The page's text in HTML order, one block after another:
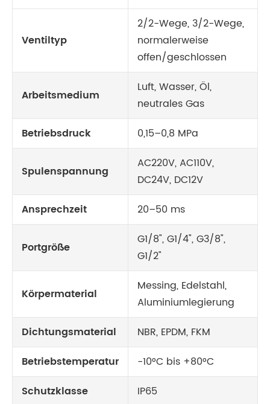
Ventiltyp
2/2-Wege, 3/2-Wege,
normalerweise
offen/geschlossen
Arbeitsmedium
Luft, Wasser, Öl,
neutrales Gas
Betriebsdruck
0,15–0,8 MPa
Spulenspannung
AC220V, AC110V,
DC24V, DC12V
Ansprechzeit
20–50 ms
Portgröße
G1/8", G1/4", G3/8",
G1/2"
Körpermaterial
Messing, Edelstahl,
Aluminiumlegierung
Dichtungsmaterial
NBR, EPDM, FKM
Betriebstemperatur
-10°C bis +80°C
Schutzklasse
IP65